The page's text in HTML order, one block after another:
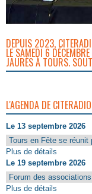
DEPUIS 2023,
LE SAMEDI 6
JAURÈS À TOURS.
L'AGENDA DE CITERADIO
Le 13 septembre 2026
Tours en Fête se réunit
Plus de détails
Le 19 septembre 2026
Forum des
Plus de détails